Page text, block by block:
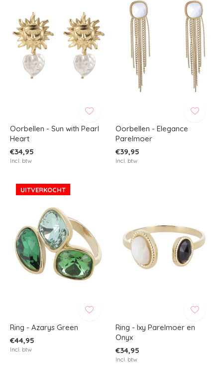
Oorbellen - Sun with Pearl
Heart
€34,95
Incl. btw
Oorbellen - Elegance
Parelmoer
€39,95
Incl. btw
UITVERKOCHT
Ring - Azarys Green
€44,95
Incl. btw
Ring - Ixy Parelmoer en
Onyx
€34,95
Incl. btw